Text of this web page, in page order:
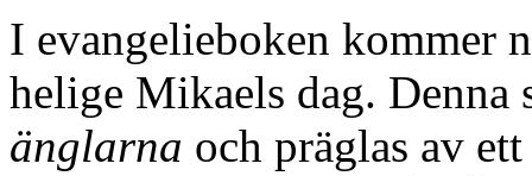
I evangelieboken kommer
helige Mikaels dag. Denna
änglarna och präglas av